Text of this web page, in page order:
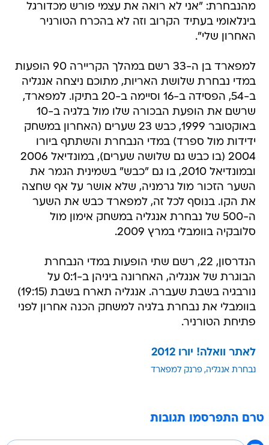
מהנבחרת: "אני לא רואה את עצמי פורש מכדורגל
בינלאומי בעתיד הקרוב וזה לא בהכרח הטורניר
האחרון שלי".
למפארד בן ה-33 רשם במהלך הקריירה 90 הופעות
במדי נבחרת שלושת האריות, מתוכם ניצחה אנגליה
ב-54, הפסידה ב-16 וסיימה ב-20 בתיקו. למפארד,
שרשם את הופעת הבכורה שלו מול בלגיה ב-10
באוקטובר 1999, כבש 23 שערים (האחרון במשחק
ידידות מול ספרד) במדי הנבחרת והשתתף ביורו
2004 (בו כבש גם שלושה שערים), במונדיאל 2006
ובמונדיאל 2010, בו גם "כבש" בשמינית הגמר את
השער הזכור מול גרמניה, שלא אושר על אף שחצה
את הקו. בנוסף לכל זה, למפארד כבש את השער
ה-500 של נבחרת אנגליה במשחק אימון מול
סלובקיה בוומבלי במרץ 2009.
הנדרסון, 22, רשם שתי הופעות במדי הנבחרת
הבוגרת של אנגליה, האחרונה ביניהן ב-0:1 על
נורבגיה בשבת שעברה. אנגליה תארח בשבת (19:15)
בוומבלי את נבחרת בלגיה למשחק הכנה אחרון לפני
פתיחת הטורניר.
לאתר וואלה! יורו 2012
נבחרת אנגליה פרנק למפארד
טרם התפרסמו תגובות